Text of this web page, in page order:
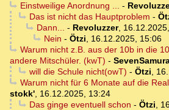
Einstweilige Anordnung ... -
Das ist nicht das Hauptproblem -
Dann... - Revoluzzer,
Nein - Ötzi, 16.12.2025, 15:06
Warum nicht z.B. aus der 10b in die
andere Mitschüler. (kwT) -
will die Schule nicht(owT) - Ötzi,
Warum nicht für 6 Monate auf die
stokk', 16.12.2025, 13:24
Das ginge eventuell schon - Ötzi,